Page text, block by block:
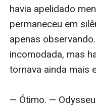
havia apelidado
permaneceu em
apenas
incomodada, mas
tornava ainda mais
— Ótimo. —